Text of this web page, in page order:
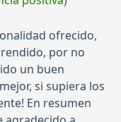
ofrecido,
por no
un buen
si supiera los
En resumen